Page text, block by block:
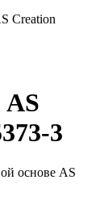
Creation
AS
3